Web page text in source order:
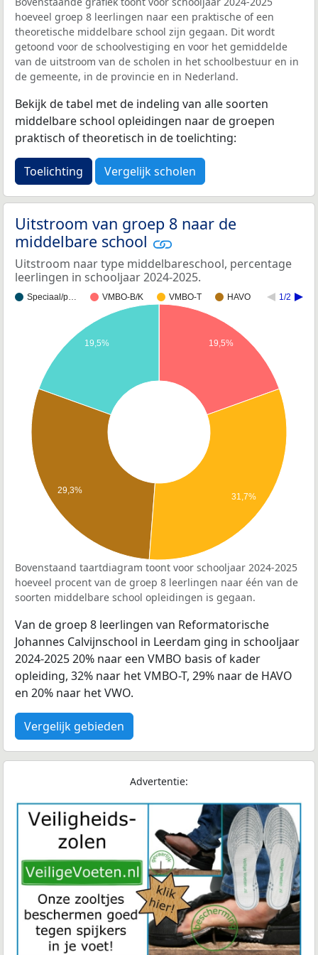
hoeveel groep 8 leerlingen naar een praktische of een
theoretische middelbare school zijn gegaan. Dit wordt
getoond voor de schoolvestiging en voor het gemiddelde
van de uitstroom van de scholen in het schoolbestuur en in
de gemeente, in de provincie en in Nederland.
Bekijk de tabel met de indeling van alle soorten
middelbare school opleidingen naar de groepen
praktisch of theoretisch in de toelichting:
Toelichting Vergelijk scholen
Uitstroom van groep 8 naar de
middelbare school
Uitstroom naar type middelbareschool, percentage
leerlingen in schooljaar 2024-2025.
Speciaal/p… VMBO-B/K VMBO-T HAVO 1/2
19,5%
19,5%
29,3%
31,7%
Bovenstaand taartdiagram toont voor schooljaar 2024-2025
hoeveel procent van de groep 8 leerlingen naar één van de
soorten middelbare school opleidingen is gegaan.
Van de groep 8 leerlingen van Reformatorische
Johannes Calvijnschool in Leerdam ging in schooljaar
2024-2025 20% naar een VMBO basis of kader
opleiding, 32% naar het VMBO-T, 29% naar de HAVO
en 20% naar het VWO.
Vergelijk gebieden
Advertentie: